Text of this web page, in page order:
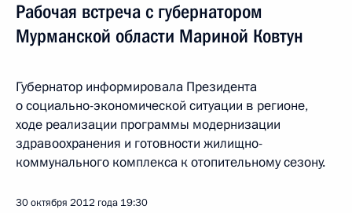
Рабочая встреча с губернатором
Мурманской области Мариной Ковтун
Губернатор информировала Президента
о социально-экономической ситуации в регионе,
ходе реализации программы модернизации
здравоохранения и готовности жилищно-
коммунального комплекса к отопительному сезону.
30 октября 2012 года 19:30